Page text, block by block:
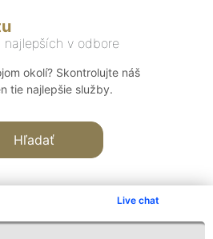
Live chat
v odbore
okolí? Skontrolujte náš
tie najlepšie služby.
Hľadať